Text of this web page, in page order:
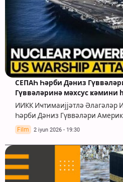
СЕПАҺ Һәрби Дәниз
Гүввәләринә мәхсус
ИИКК Иҹтимаијјәтлә Әлагәләр
Һәрби Дәниз Гүввәләри
Film 2 iyun 2026 - 19:30